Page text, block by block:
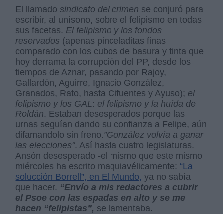
El llamadosindicato del crimen se conjuró para
escribir, al unísono, sobre el felipismo en todas
sus facetas. El felipismo y los fondos
reservados (apenas pinceladitas finas
comparado con los cubos de basura y tinta que
hoy derrama la corrupción del PP, desde los
tiempos de Aznar, pasando por Rajoy,
Gallardón, Aguirre, Ignacio González,
Granados, Rato, hasta Cifuentes y Ayuso); el
felipismo y los GAL; el felipismo y la huída de
Roldán. Estaban desesperados porque las
urnas seguían dando su confianza a Felipe, aún
difamandolo sin freno. ”González volvía a ganar
las elecciones". Así hasta cuatro legislaturas.
Ansón desesperado -el mismo que este mismo
miércoles ha escrito maquiavélicamente: “La
solucción Borrell”, en El Mundo, ya no sabía
que hacer. “Envío a mis redactores a cubrir
el Psoe con las espadas en alto y se me
hacen “felipistas”, se lamentaba.